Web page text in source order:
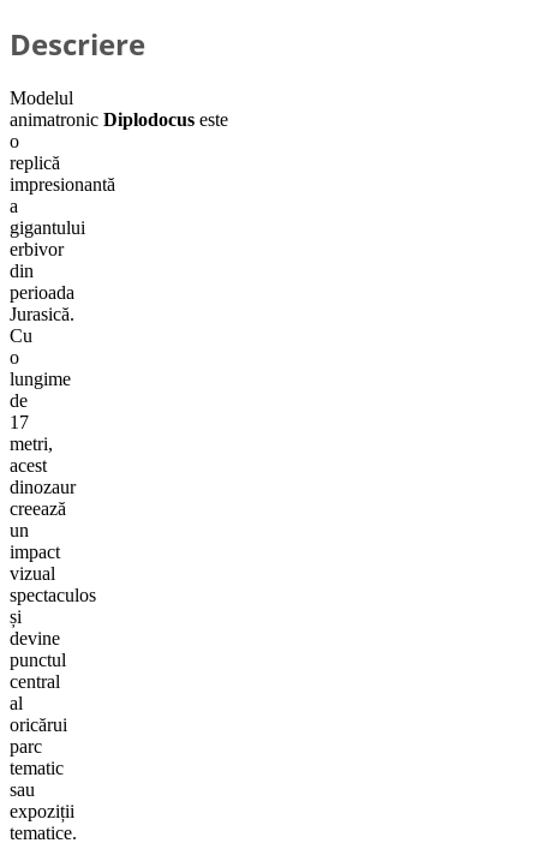
Descriere
Modelul
animatronic Diplodocus este
o
replică
impresionantă
a
gigantului
erbivor
din
perioada
Jurasică.
Cu
o
lungime
de
17
metri,
acest
dinozaur
creează
un
impact
vizual
spectaculos
și
devine
punctul
central
al
oricărui
parc
tematic
sau
expoziții
tematice.